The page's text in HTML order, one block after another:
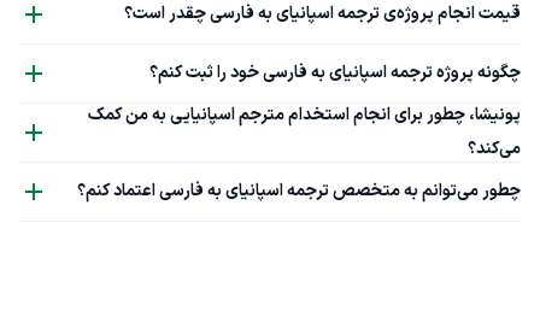
قیمت انجام پروژه‌ی ترجمه اسپانیای به فارسی چقدر است؟
چگونه پروژه ترجمه اسپانیای به فارسی خود را ثبت کنم؟
پونیشا، چطور برای انجام استخدام مترجم اسپانیایی به من کمک
می‌کند؟
چطور می‌توانم به متخصص ترجمه اسپانیای به فارسی اعتماد کنم؟